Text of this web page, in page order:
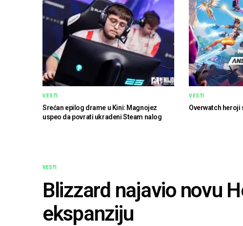
VESTI
Srećan epilog drame u Kini: Magnojez
uspeo da povrati ukradeni Steam nalog
VESTI
Overwatch heroji
VESTI
Blizzard najavio novu
ekspanziju